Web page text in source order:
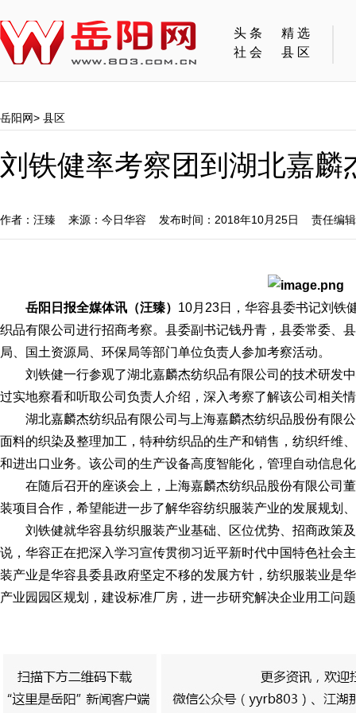
头条
精选
社会
县区
岳阳网> 县区
刘铁健率考察团到湖北嘉
作者：汪臻 来源：今日华容 发布时间：2018年10月25日 责任编辑
岳阳日报全媒体讯（汪臻） 10月23日，华容县委书记刘铁
织品有限公司进行招商考察。县委副书记钱丹青，县委常委、
局、国土资源局、环保局等部门单位负责人参加考察活动。
刘铁健一行参观了湖北嘉麟杰纺织品有限公司的技术研发
过实地察看和听取公司负责人介绍，深入考察了解该公司相关
湖北嘉麟杰纺织品有限公司与上海嘉麟杰纺织品股份有限
面料的织染及整理加工，特种纺织品的生产和销售，纺织纤维
和进出口业务。该公司的生产设备高度智能化，管理自动信息
在随后召开的座谈会上，上海嘉麟杰纺织品股份有限公司
装项目合作，希望能进一步了解华容纺织服装产业的发展规划
刘铁健就华容县纺织服装产业基础、区位优势、招商政策
说，华容正在把深入学习宣传贯彻习近平新时代中国特色社会
装产业是华容县委县政府坚定不移的发展方针，纺织服装业是
产业园园区规划，建设标准厂房，进一步研究解决企业用工问